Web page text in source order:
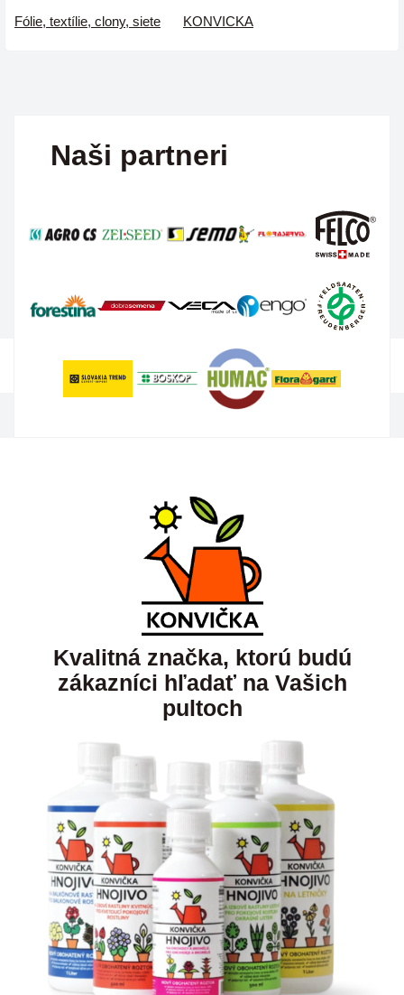
Fólie, textílie, clony, siete KONVICKA
Naši partneri
Kvalitná značka, ktorú budú
zákazníci hľadať na Vašich
pultoch